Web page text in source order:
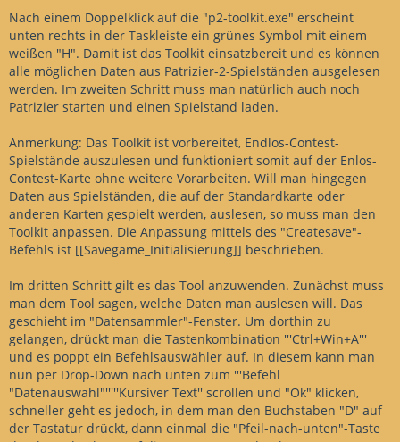
Nach einem Doppelklick auf die "p2-toolkit.exe" erscheint
unten rechts in der Taskleiste ein grünes Symbol mit einem
weißen "H". Damit ist das Toolkit einsatzbereit und es können
alle möglichen Daten aus Patrizier-2-Spielständen ausgelesen
werden. Im zweiten Schritt muss man natürlich auch noch
Patrizier starten und einen Spielstand laden.
Anmerkung: Das Toolkit ist vorbereitet, Endlos-Contest-
Spielstände auszulesen und funktioniert somit auf der Enlos-
Contest-Karte ohne weitere Vorarbeiten. Will man hingegen
Daten aus Spielständen, die auf der Standardkarte oder
anderen Karten gespielt werden, auslesen, so muss man den
Toolkit anpassen. Die Anpassung mittels des "Createsave"-
Befehls ist [[Savegame_Initialisierung]] beschrieben.
Im dritten Schritt gilt es das Tool anzuwenden. Zunächst muss
man dem Tool sagen, welche Daten man auslesen will. Das
geschieht im "Datensammler"-Fenster. Um dorthin zu
gelangen, drückt man die Tastenkombination '''Ctrl+Win+A'''
und es poppt ein Befehlsauswähler auf. In diesem kann man
nun per Drop-Down nach unten zum '''Befehl
"Datenauswahl"'''''Kursiver Text'' scrollen und "Ok" klicken,
schneller geht es jedoch, in dem man den Buchstaben "D" auf
der Tastatur drückt, dann einmal die "Pfeil-nach-unten"-Taste